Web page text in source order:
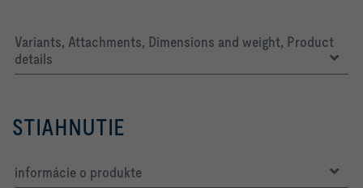
Variants, Attachments, Dimensions and weight, Product
details
STIAHNUTIE
informácie o produkte